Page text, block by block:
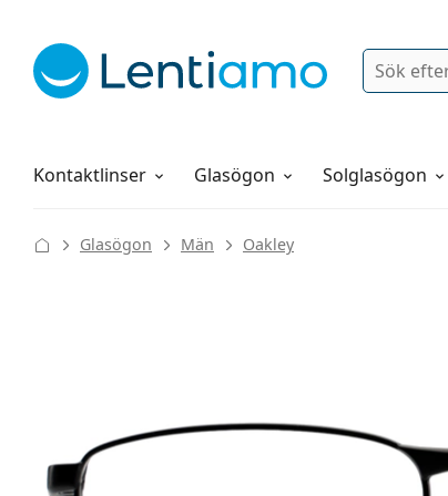
Sök
Kontaktlinser
Linsvätskor Glasögon Solglasögon
Allt om att handla hos oss
Glasögon Män Oakley